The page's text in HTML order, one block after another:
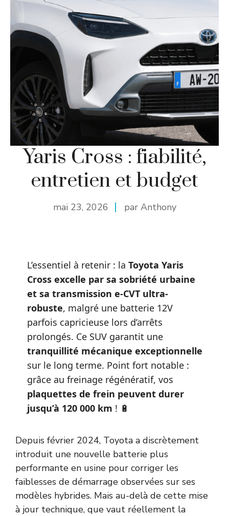
Yaris Cross : fiabilité,
entretien et budget
mai 23, 2026 par Anthony
L’essentiel à retenir : la Toyota Yaris
Cross excelle par sa sobriété urbaine
et sa transmission e-CVT ultra-
robuste, malgré une batterie 12V
parfois capricieuse lors d’arrêts
prolongés. Ce SUV garantit une
tranquillité mécanique exceptionnelle
sur le long terme. Point fort notable :
grâce au freinage régénératif, vos
plaquettes de frein peuvent durer
jusqu’à 120 000 km ! 🔋
Depuis février 2024, Toyota a discrètement
introduit une nouvelle batterie plus
performante en usine pour corriger les
faiblesses de démarrage observées sur ses
modèles hybrides. Mais au-delà de cette mise
à jour technique, que vaut réellement la